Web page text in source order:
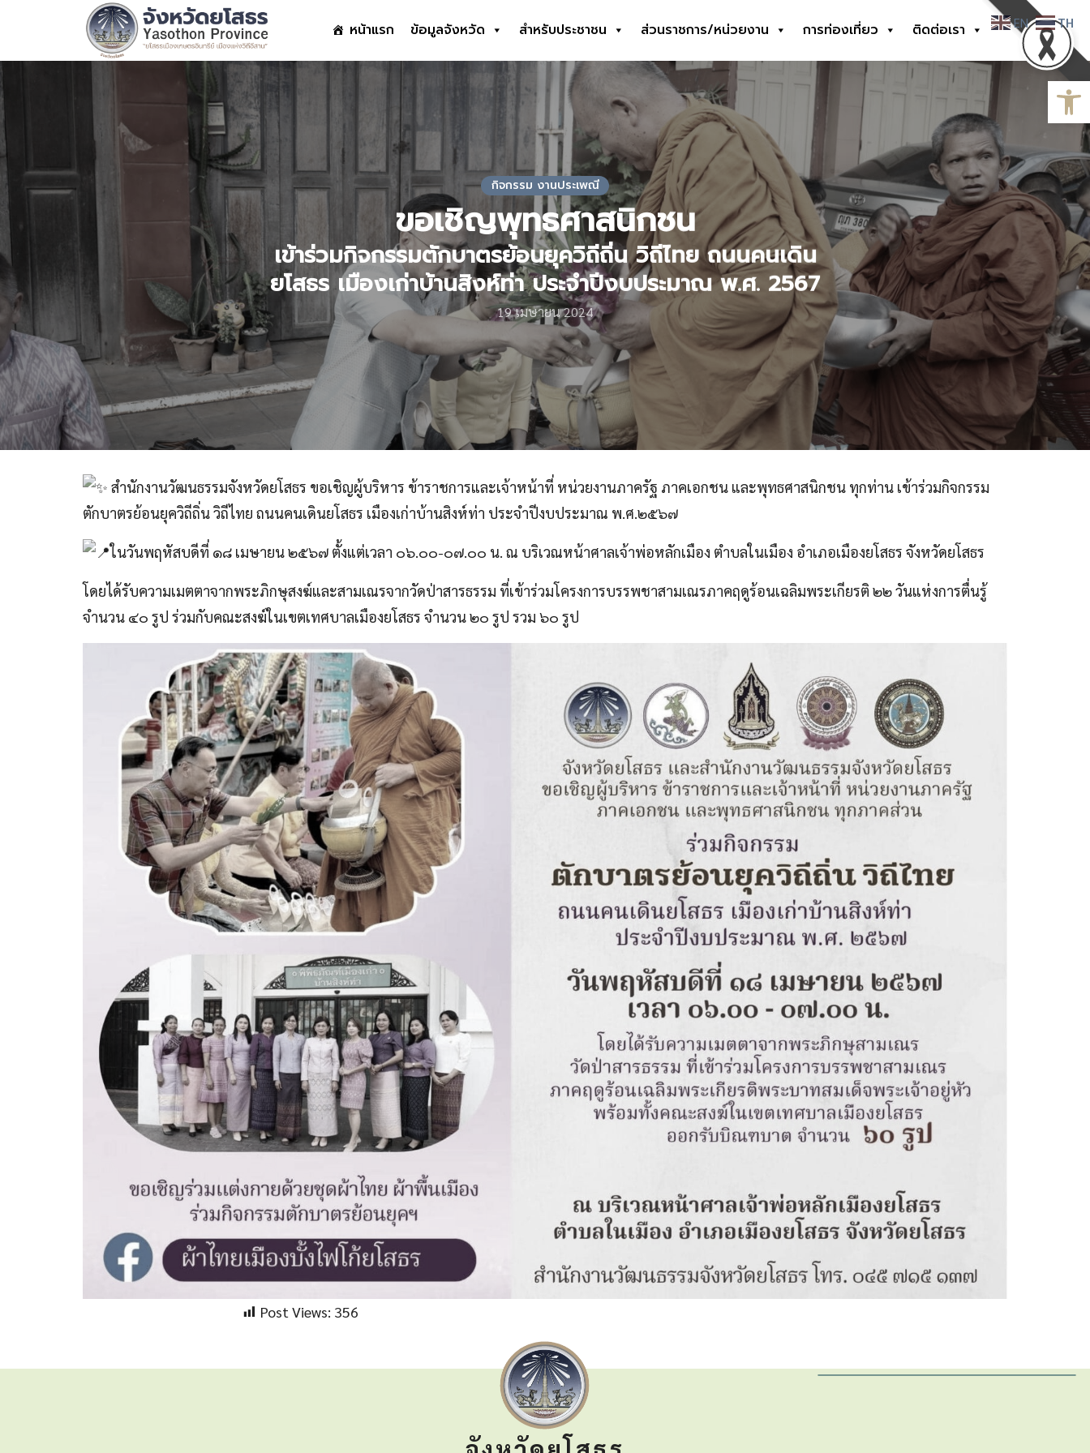
หน้าแรก ข้อมูลจังหวัด สำหรับประชาชน ส่วนราชการ/หน่วยงาน การท่องเที่ยว
ติดต่อเรา
Search
กิจกรรม งานประเพณี
ขอเชิญพุทธศาสนิกชน
เข้าร่วมกิจกรรมตักบาตรย้อนยุควิถีถิ่น วิถีไทย ถนนคนเดิน
ยโสธร เมืองเก่าบ้านสิงห์ท่า ประจำปีงบประมาณ พ.ศ. 2567
19 เมษายน 2024
สำนักงานวัฒนธรรมจังหวัดยโสธร ขอเชิญผู้บริหาร ข้าราชการและเจ้าหน้าที่ หน่วยงานภาครัฐ ภาคเอกชน และพุทธศาสนิกชน ทุกท่าน เข้าร่วมกิจกรรม
ตักบาตรย้อนยุควิถีถิ่น วิถีไทย ถนนคนเดินยโสธร เมืองเก่าบ้านสิงห์ท่า ประจำปีงบประมาณ พ.ศ.๒๕๖๗
ในวันพฤหัสบดีที่ ๑๘ เมษายน ๒๕๖๗ ตั้งแต่เวลา ๐๖.๐๐-๐๗.๐๐ น. ณ บริเวณหน้าศาลเจ้าพ่อหลักเมือง ตำบลในเมือง อำเภอเมืองยโสธร จังหวัดยโสธร
โดยได้รับความเมตตาจากพระภิกษุสงฆ์และสามเณรจากวัดป่าสารธรรม ที่เข้าร่วมโครงการบรรพชาสามเณรภาคฤดูร้อนเฉลิมพระเกียรติ ๒๒ วันแห่งการตื่นรู้
จำนวน ๔๐ รูป ร่วมกับคณะสงฆ์ในเขตเทศบาลเมืองยโสธร จำนวน ๒๐ รูป รวม ๖๐ รูป
Post Views: 356
EN TH